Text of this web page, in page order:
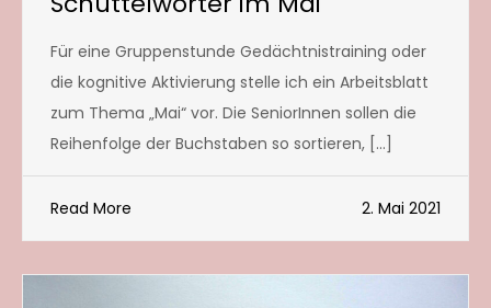
Für eine Gruppenstunde Gedächtnistraining oder
die kognitive Aktivierung stelle ich ein Arbeitsblatt
zum Thema „Mai“ vor. Die SeniorInnen sollen die
Reihenfolge der Buchstaben so sortieren, […]
Read More 2. Mai 2021